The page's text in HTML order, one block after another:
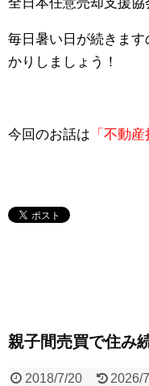
毎日暑い日が続きま
かりしましょう！
今回のお話は 「不動
親子間売買で住み
2018/7/20 2026/